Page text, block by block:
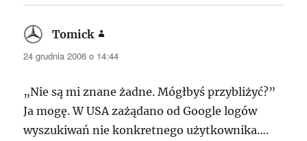
Tomick
24 grudnia 2006 o 14:44
„Nie są mi znane żadne. Mógłbyś przybliżyć?”
Ja mogę. WUSAzażądano od Google logów
wyszukiwań nie konkretnego użytkownika….